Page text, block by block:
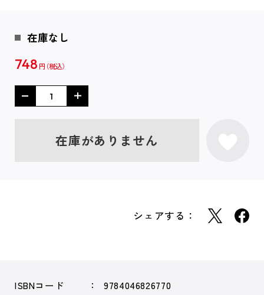
在庫なし
748 円
在庫がありません
シェアする：
ISBNコード
9784046826770